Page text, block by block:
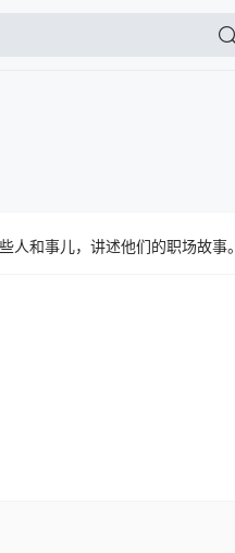
人和事儿，讲述他们的职场故事。